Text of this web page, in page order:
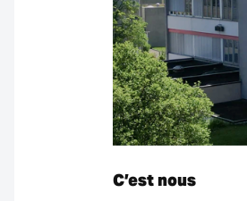
C’est nous